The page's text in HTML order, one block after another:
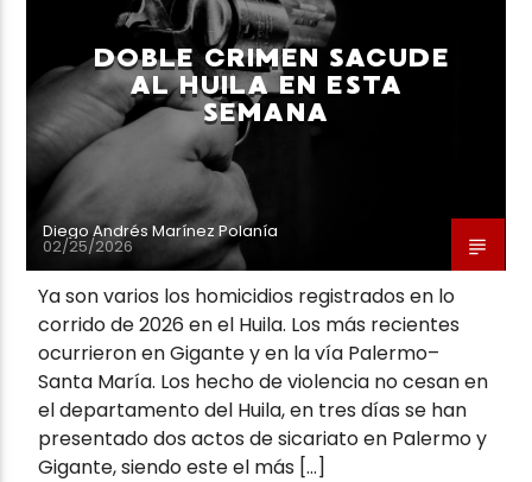
Neiva Estereo
DOBLE CRIMEN SACUDE
AL HUILA EN ESTA
SEMANA
Diego Andrés Marínez Polanía
02/25/2026
Ya son varios los homicidios registrados en lo
corrido de 2026 en el Huila. Los más recientes
ocurrieron en Gigante y en la vía Palermo–
Santa María. Los hecho de violencia no cesan en
el departamento del Huila, en tres días se han
presentado dos actos de sicariato en Palermo y
Gigante, siendo este el más […]